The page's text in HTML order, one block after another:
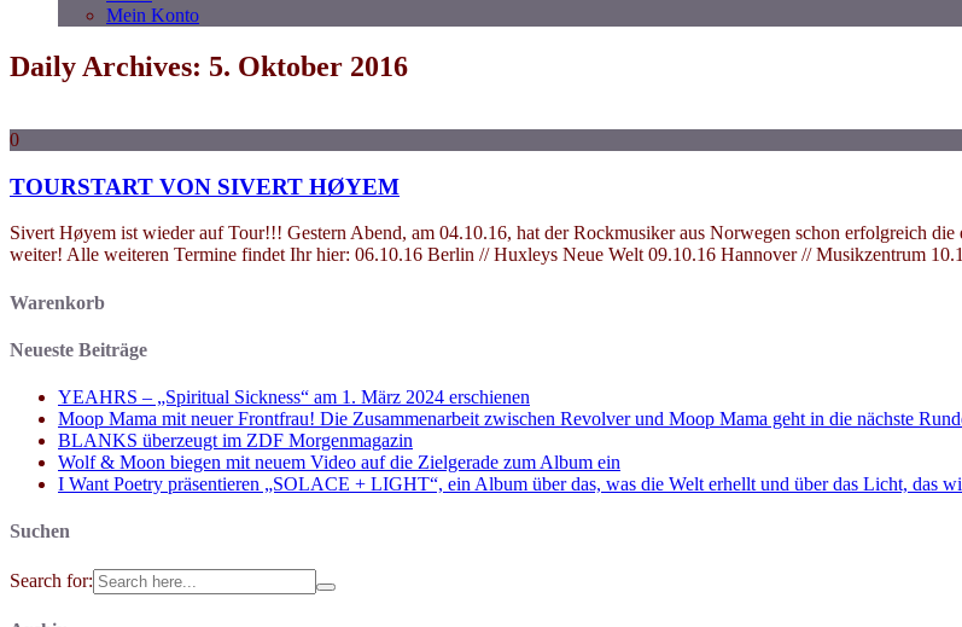
Mein Konto
Daily Archives: 5. Oktober 2016
0
TOURSTART VON SIVERT HØYEM
Sivert Høyem ist wieder auf Tour!!! Gestern Abend, am 04.10.16, hat der Rockmusiker aus Norwegen schon erfolgreich
weiter! Alle weiteren Termine findet Ihr hier: 06.10.16 Berlin // Huxleys Neue Welt 09.10.16 Hannover // Musikzentrum
Warenkorb
Neueste Beiträge
YEAHRS – „Spiritual Sickness“ am 1. März 2024 erschienen
Moop Mama mit neuer Frontfrau! Die Zusammenarbeit zwischen Revolver und Moop Mama geht in die nächste
BLANKS überzeugt im ZDF Morgenmagazin
Wolf & Moon biegen mit neuem Video auf die Zielgerade zum Album ein
I Want Poetry präsentieren „SOLACE + LIGHT“, ein Album über das, was die Welt erhellt und über das Licht, das
Suchen
Search for: